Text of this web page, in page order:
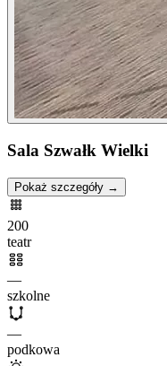
Sala Szwałk Wielki
Pokaż szczegóły →
200
teatr
—
szkolne
—
podkowa